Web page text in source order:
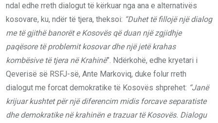
ndal edhe rreth dialogut të kërkuar nga ana e alternativës
kosovare, ku, ndër të tjera, theksoi: “Duhet të fillojë një dialog
me të gjithë banorët e Kosovës që duan një zgjidhje
paqësore të problemit kosovar dhe një jetë krahas
kombësive të tjera në Krahinë”. Ndërkohë, edhe kryetari i
Qeverisë së RSFJ-së, Ante Markoviq, duke folur rreth
dialogut me forcat demokratike të Kosovës shprehet: “Janë
krijuar kushtet për një diferencim midis forcave separatiste
dhe demokratike në krahinën e trazuar të Kosovës. Dialogu